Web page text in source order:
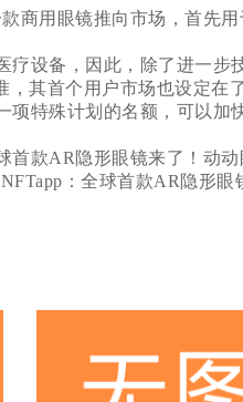
商用眼镜推向市场，首先
设备，因此，除了进一步
其首个用户市场也设定在
特殊计划的名额，可以加
款AR隐形眼镜来了！动
：全球首款AR隐形眼